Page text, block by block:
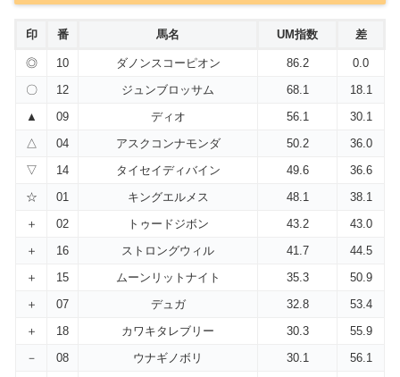
印 番 馬名 UM指数 差
◎ 10 ダノンスコーピオン 86.2
0.0
〇
12 ジュンブロッサム 68.1
18.1
▲
09 ディオ 56.1
30.1
△
04 アスクコンナモンダ 50.2
36.0
▽
14 タイセイディバイン 49.6
36.6
☆
01 キングエルメス 48.1
38.1
＋
02 トゥードジボン 43.2
43.0
＋
16 ストロングウィル 41.7
44.5
＋
15 ムーンリットナイト 35.3
50.9
＋
07 デュガ 32.8
53.4
＋
18 カワキタレブリー 30.3
55.9
－
08 ウナギノボリ 30.1
56.1